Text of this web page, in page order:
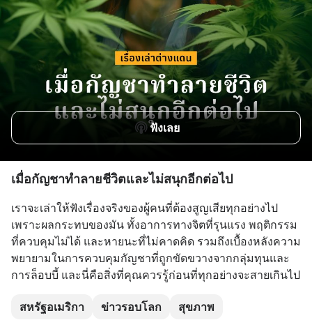
ฟังเลย
เมื่อกัญชาทำลายชีวิตและไม่สนุกอีกต่อไป
เราจะเล่าให้ฟังเรื่องจริงของผู้คนที่ต้องสูญเสียทุกอย่างไป
เพราะผลกระทบของมัน ทั้งอาการทางจิตที่รุนแรง พฤติกรรม
ที่ควบคุมไม่ได้ และหายนะที่ไม่คาดคิด รวมถึงเบื้องหลังความ
พยายามในการควบคุมกัญชาที่ถูกขัดขวางจากกลุ่มทุนและ
การล็อบบี้ และนี่คือสิ่งที่คุณควรรู้ก่อนที่ทุกอย่างจะสายเกินไป
สหรัฐอเมริกา ข่าวรอบโลก สุขภาพ